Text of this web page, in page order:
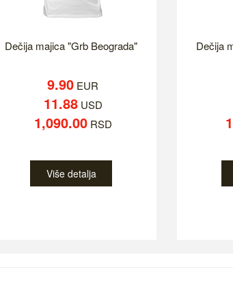
Dečija majica "Grb Beograda"
9.90 EUR
11.88USD
1,090.00RSD
Više detalja
Dečija